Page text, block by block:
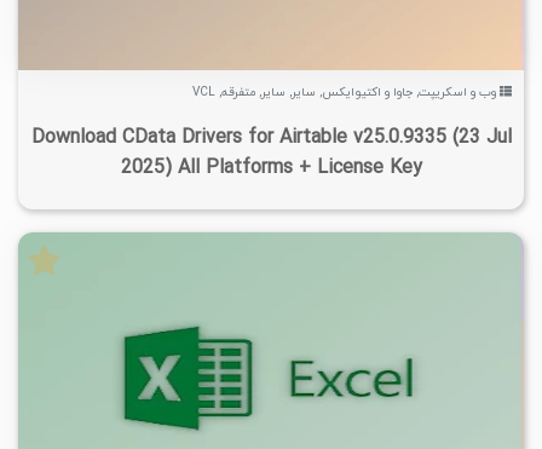
وب و اسکریپت, جاوا و اکتیوایکس, سایر, سایر, متفرقه,
VCL
Download CData Drivers for Airtable v25.0.9335 (23 Jul
2025) All Platforms + License Key
۳/۶۵K ۱۴/۷K ۱۴۰۴/۰۶/۱۱ ۰